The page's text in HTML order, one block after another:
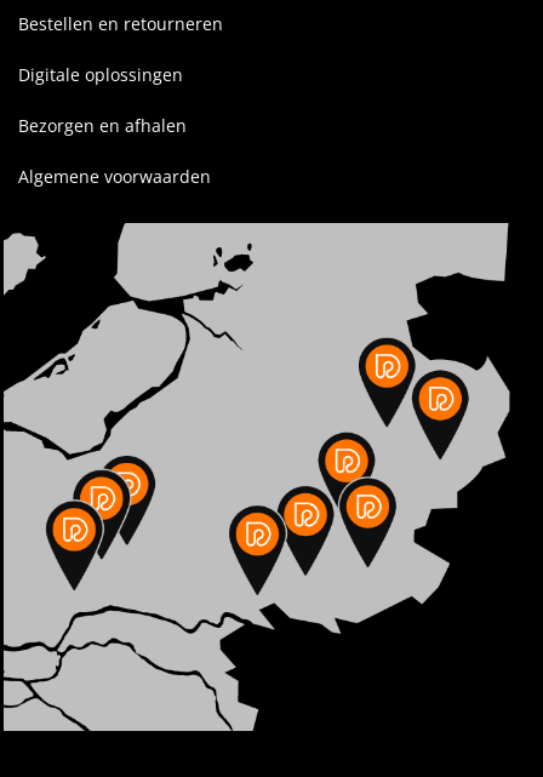
Bestellen en retourneren
Digitale oplossingen
Bezorgen en afhalen
Algemene voorwaarden